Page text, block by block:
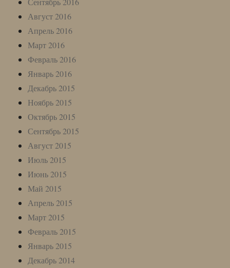
Август 2016
Апрель 2016
Март 2016
Февраль 2016
Январь 2016
Декабрь 2015
Ноябрь 2015
Октябрь 2015
Сентябрь 2015
Август 2015
Июль 2015
Июнь 2015
Май 2015
Апрель 2015
Март 2015
Февраль 2015
Январь 2015
Декабрь 2014